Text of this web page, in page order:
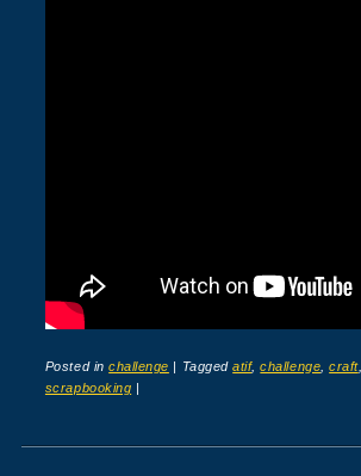
Posted inchallenge | Taggedatif,challenge ,craft,
scrapbooking |